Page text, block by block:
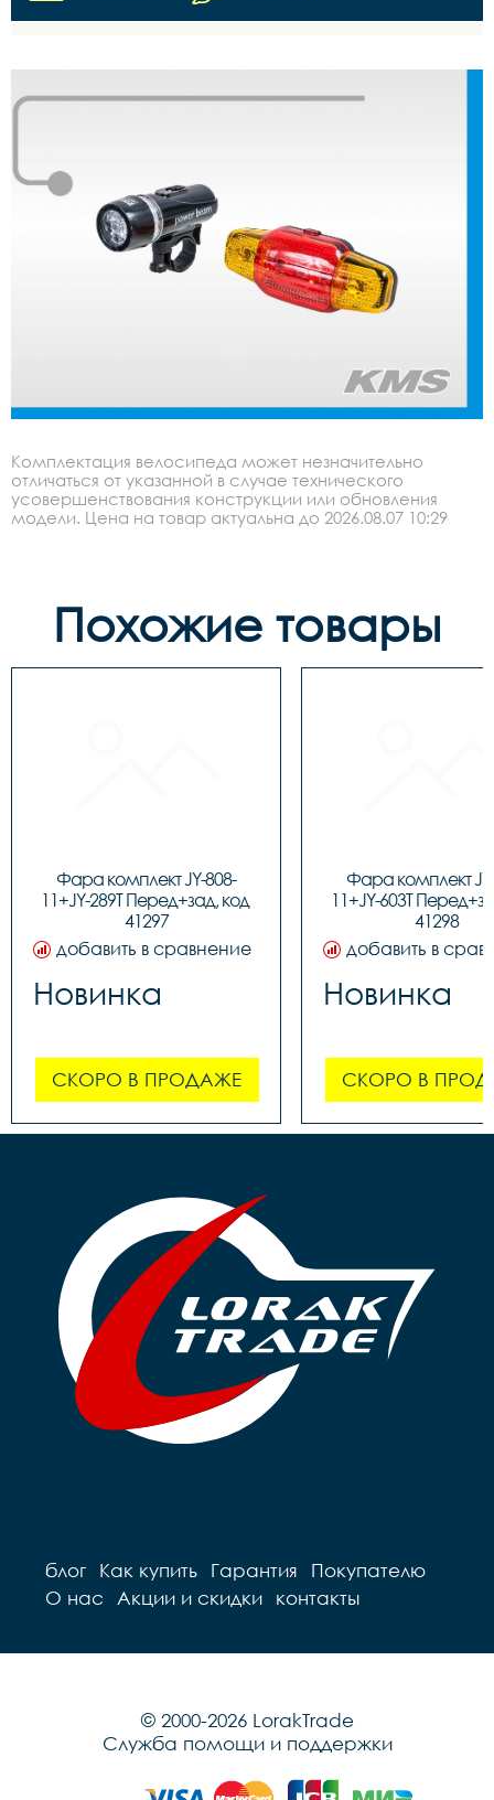
Комплектация велосипеда может незначительно
отличаться от указанной в случае технического
усовершенствования конструкции или обновления
модели. Цена на товар актуальна до 2026.08.07 10:29
Похожие товары
Фара комплект JY-808-
11+JY-289T Перед+зад, код
41297
добавить в сравнение
Новинка
СКОРО В ПРОДАЖЕ
Фара комплект
11+JY-603T
41298
добавить в
Новинка
СКОРО В
блог Как купить Гарантия
Покупателю
О нас
Акции и скидки контакты
© 2000-2026 LorakTrade
Служба помощи и поддержки